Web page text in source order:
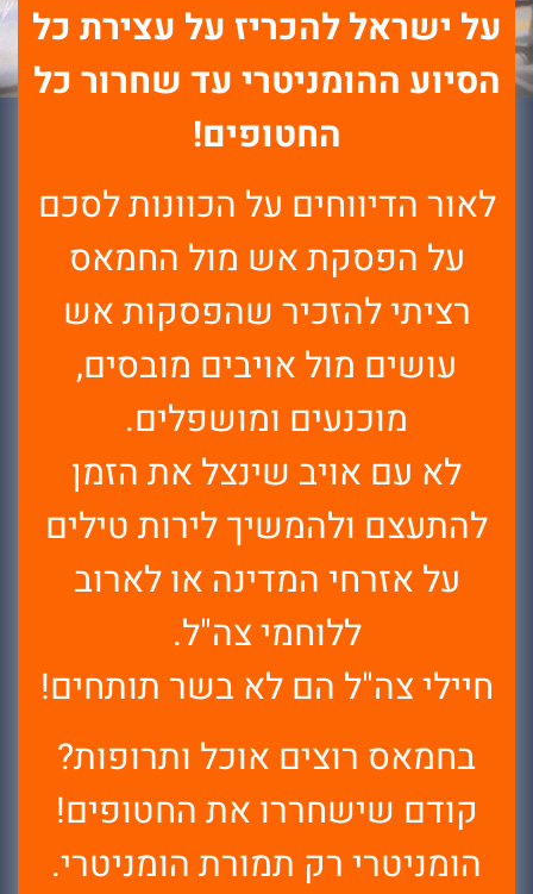
על ישראל להכריז על עצירת כל
הסיוע ההומניטרי עד שחרור כל
החטופים!
לאור הדיווחים על הכוונות לסכם
על הפסקת אש מול החמאס
רציתי להזכיר שהפסקות אש
עושים מול אויבים מובסים,
מוכנעים ומושפלים.
לא עם אויב שינצל את הזמן
להתעצם ולהמשיך לירות טילים
על אזרחי המדינה או לארוב
ללוחמי צה"ל.
חיילי צה"ל הם לא בשר תותחים!
בחמאס רוצים אוכל ותרופות?
קודם שישחררו את החטופים!
הומניטרי רק תמורת הומניטרי.